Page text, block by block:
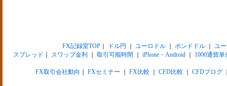
FX記録室TOP｜ ドル円 ユーロドル｜ ポンドドル｜ ユ
スプレッド
スワップ金利 取引可能時間 iPhone・Android 1000通貨単
FX取引会社動向 FXセミナー FX比較 CFD比較 CFDブログ